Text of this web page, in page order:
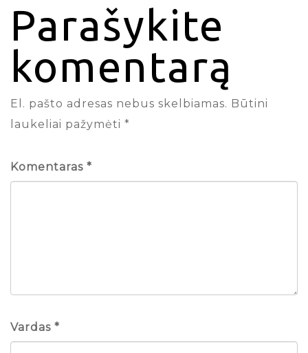
Parašykite
komentarą
El. pašto adresas nebus skelbiamas. Būtini
laukeliai pažymėti *
Komentaras *
Vardas *